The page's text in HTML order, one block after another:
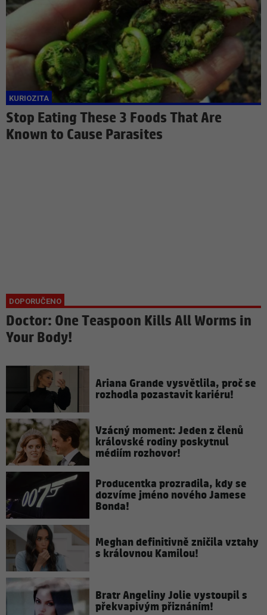
Stop Eating These 3 Foods That Are
Known to Cause Parasites
Doctor: One Teaspoon Kills All Worms in
Your Body!
Ariana Grande vysvětlila, proč se
rozhodla pozastavit kariéru!
Vzácný moment: Jeden z členů
královské rodiny poskytnul
médiím rozhovor!
Producentka prozradila, kdy se
dozvíme jméno nového Jamese
Bonda!
Meghan definitivně zničila vztahy
s královnou Kamilou!
Bratr Angeliny Jolie vystoupil s
překvapivým přiznáním!